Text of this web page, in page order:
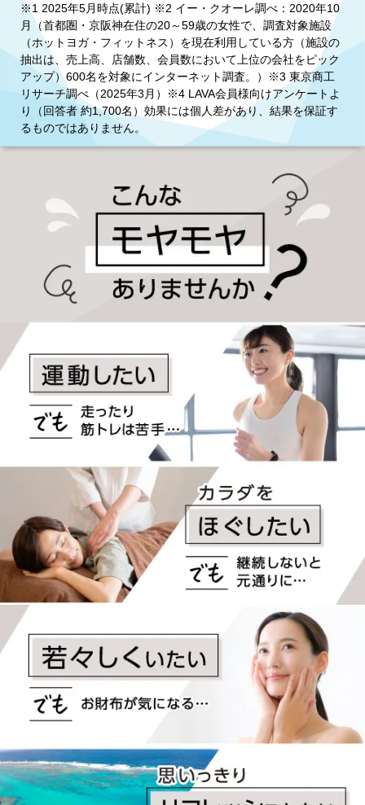
※1 2025年5月時点(累計) ※2 イー・クオーレ調べ：2020年10
月（首都圏・京阪神在住の20～59歳の女性で、調査対象施設
（ホットヨガ・フィットネス）を現在利用している方（施設の
抽出は、売上高、店舗数、会員数において上位の会社をピック
アップ）600名を対象にインターネット調査。）※3 東京商工
リサーチ調べ（2025年3月）※4 LAVA会員様向けアンケートよ
り（回答者 約1,700名）効果には個人差があり、結果を保証す
るものではありません。